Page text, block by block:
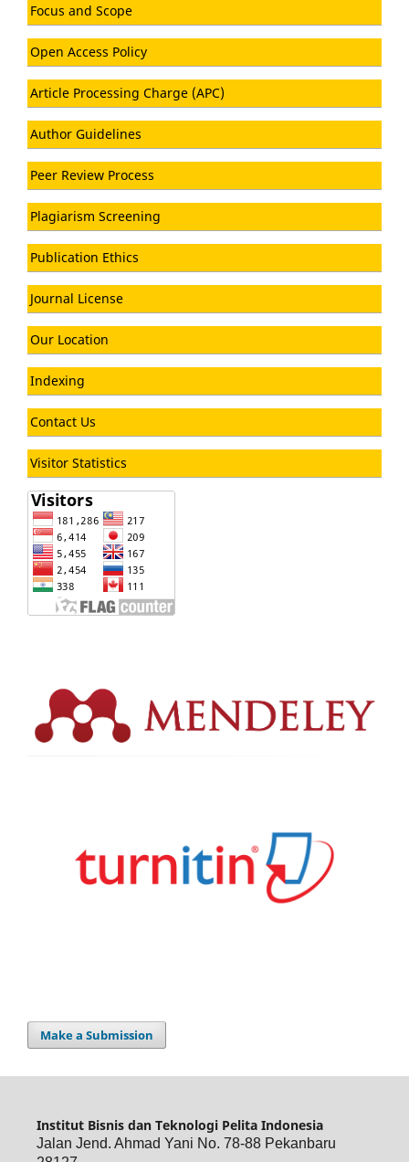
Focus and Scope
Open Access Policy
Article Processing Charge (APC)
Author Guidelines
Peer Review Process
Plagiarism Screening
Publication Ethics
Journal License
Our Location
Indexing
Contact Us
Visitor Statistics
Make a Submission
Institut Bisnis dan Teknologi Pelita Indonesia
Jalan Jend. Ahmad Yani No. 78-88 Pekanbaru